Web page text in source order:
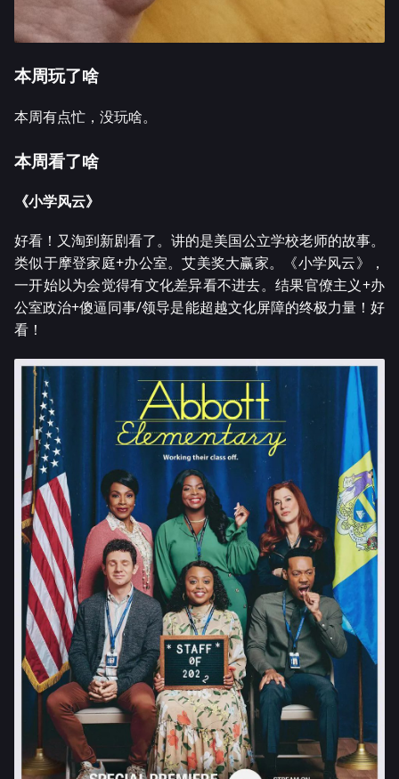
本周玩了啥
本周有点忙，没玩啥。
本周看了啥
《小学风云》
好看！又淘到新剧看了。讲的是美国公立学校老师的故事。
类似于摩登家庭+办公室。艾美奖大赢家。《小学风云》，
一开始以为会觉得有文化差异看不进去。结果官僚主义+办
公室政治+傻逼同事/领导是能超越文化屏障的终极力量！好
看！